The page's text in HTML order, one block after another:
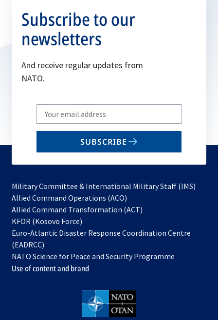
Subscribe to our
newsletters
And receive regular updates from
NATO.
Write
your
email
SUBSCRIBE
Military Committee & International Military Staff (IMS)
Allied Command Operations (ACO)
in
new
Allied Command Transformation (ACT)
a
tab
KFOR (Kosovo Force)
in
new
tab
Euro-Atlantic Disaster Response Coordination Centre
(EADRCC)
NATO Science for Peace and Security Programme
Use of content and brand